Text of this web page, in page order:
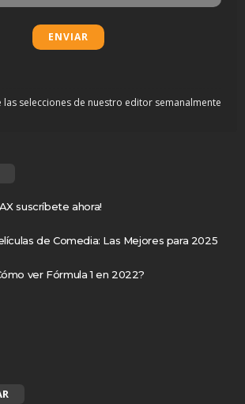
las selecciones de nuestro editor semanalmente
suscríbete ahora!
de Comedia: Las Mejores para 2025
ver Fórmula 1 en 2022?